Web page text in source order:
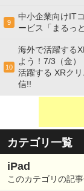
9
中小企業向けIT
ービス「まるっ
10
海外で活躍する
よう！7/3（金
活躍する XRク
信!!
カテゴリ一覧
iPad
このカテゴリの記